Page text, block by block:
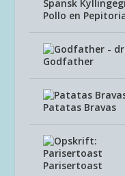
Pollo en
Godfather
Patatas Bravas
Parisertoast